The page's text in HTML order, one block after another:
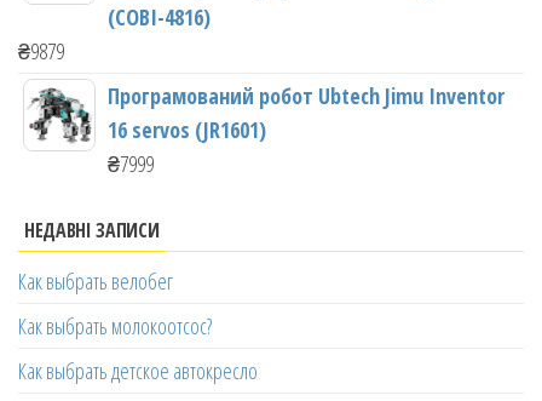
(COBI-4816)
₴9879
Програмований робот Ubtech Jimu Inventor
16 servos (JR1601)
₴7999
НЕДАВНІ ЗАПИСИ
Как выбрать велобег
Как выбрать молокоотсос?
Как выбрать детское автокресло